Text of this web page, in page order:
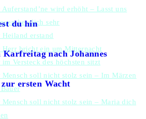
Auferstand’ne wird erhöht – Lasst uns
herzlich sehr
Heiland erstand
Herr bricht ein um Mitternacht
im Versteck des höchsten sitzt
Mensch soll nicht stolz sein – Im Märzen
Mensch soll nicht stolz sein – Maria dich
du hin
Karfreitag nach Johannes
ersten Wacht